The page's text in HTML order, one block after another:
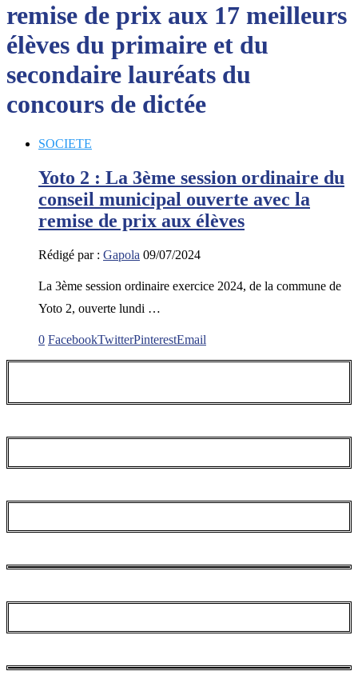
remise de prix aux 17 meilleurs
élèves du primaire et du
secondaire lauréats du
concours de dictée
SOCIETE
Yoto 2 : La 3ème session ordinaire du
conseil municipal ouverte avec la
remise de prix aux élèves
Rédigé par : Gapola 09/07/2024
La 3ème session ordinaire exercice 2024, de la commune de
Yoto 2, ouverte lundi …
0 FacebookTwitterPinterestEmail